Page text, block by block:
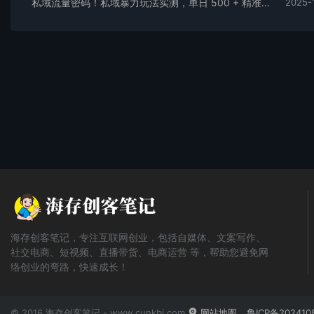
私域流量密码！私域暴力玩法实测，单日 500 + 精准粉直接加满 2025-
海存创客笔记，专注互联网创业，包括自媒体、文案写作、
社交电商、短视频、直播带货、电商运营 等，帮助您避免网
络创业的弯路，快速成长！